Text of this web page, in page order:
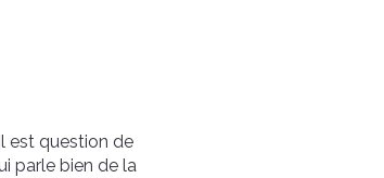
est question de
parle bien de la